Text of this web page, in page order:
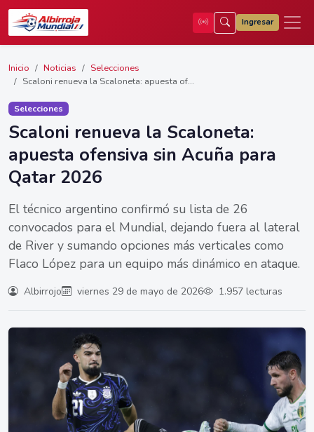
Ingresar
Inicio Noticias
Selecciones
Scaloni renueva la Scaloneta: apuesta of...
Selecciones
Scaloni renueva la Scaloneta:
apuesta ofensiva sin Acuña para
Qatar 2026
El técnico argentino confirmó su lista de 26
convocados para el Mundial, dejando fuera al lateral
de River y sumando opciones más verticales como
Flaco López para un equipo más dinámico en ataque.
Albirrojo viernes 29 de mayo de 2026 1.957 lecturas